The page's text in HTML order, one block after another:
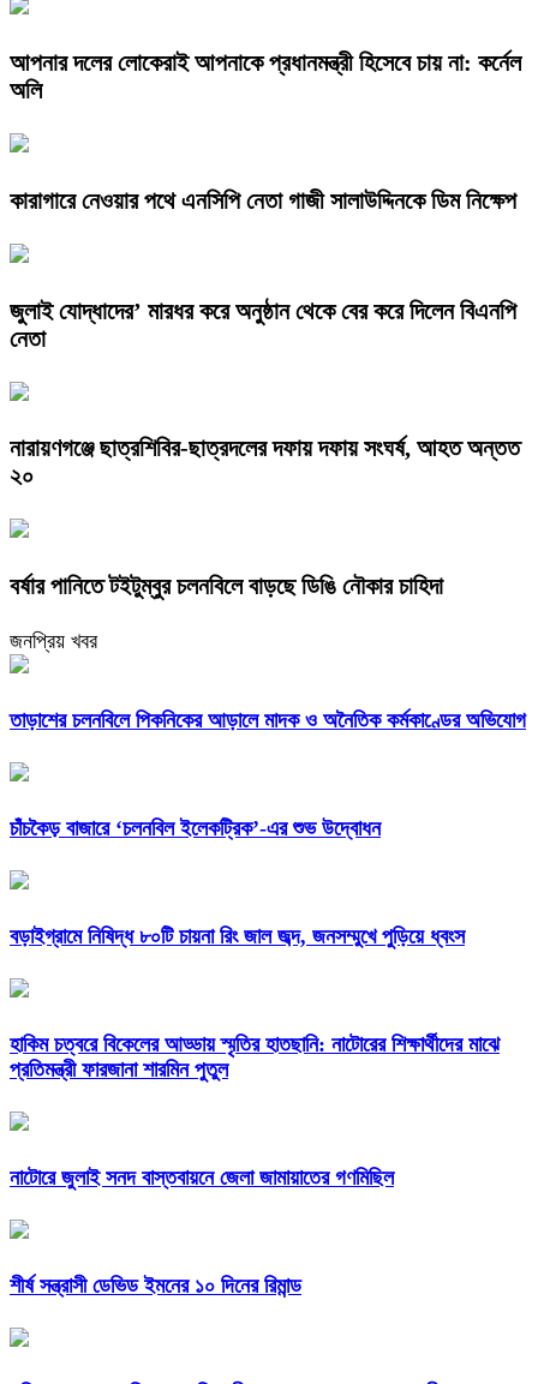
আপনার দলের লোকেরাই আপনাকে প্রধানমন্ত্রী হিসেবে চায় না: কর্নেল
অলি
কারাগারে নেওয়ার পথে এনসিপি নেতা গাজী সালাউদ্দিনকে ডিম নিক্ষেপ
জুলাই যোদ্ধাদের’ মারধর করে অনুষ্ঠান থেকে বের করে দিলেন বিএনপি
নেতা
নারায়ণগঞ্জে ছাত্রশিবির-ছাত্রদলের দফায় দফায় সংঘর্ষ, আহত অন্তত
২০
বর্ষার পানিতে টইটুম্বুর চলনবিলে বাড়ছে ডিঙি নৌকার চাহিদা
জনপ্রিয় খবর
তাড়াশের চলনবিলে পিকনিকের আড়ালে মাদক ও অনৈতিক কর্মকাণ্ডের অভিযোগ
চাঁচকৈড় বাজারে ‘চলনবিল ইলেকট্রিক’-এর শুভ উদ্বোধন
বড়াইগ্রামে নিষিদ্ধ ৮০টি চায়না রিং জাল জব্দ, জনসম্মুখে পুড়িয়ে ধ্বংস
হাকিম চত্বরে বিকেলের আড্ডায় স্মৃতির হাতছানি: নাটোরের শিক্ষার্থীদের মাঝে
প্রতিমন্ত্রী ফারজানা শারমিন পুতুল
নাটোরে জুলাই সনদ বাস্তবায়নে জেলা জামায়াতের গণমিছিল
শীর্ষ সন্ত্রাসী ডেভিড ইমনের ১০ দিনের রিমান্ড